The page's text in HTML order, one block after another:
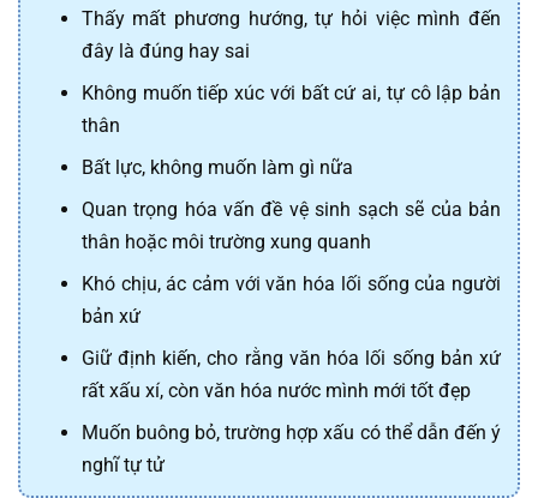
Thấy mất phương hướng, tự hỏi việc mình đến
đây là đúng hay sai
Không muốn tiếp xúc với bất cứ ai, tự cô lập bản
thân
Bất lực, không muốn làm gì nữa
Quan trọng hóa vấn đề vệ sinh sạch sẽ của bản
thân hoặc môi trường xung quanh
Khó chịu, ác cảm với văn hóa lối sống của người
bản xứ
Giữ định kiến, cho rằng văn hóa lối sống bản xứ
rất xấu xí, còn văn hóa nước mình mới tốt đẹp
Muốn buông bỏ, trường hợp xấu có thể dẫn đến ý
nghĩ tự tử